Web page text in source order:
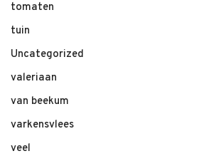
tomaten
tuin
Uncategorized
valeriaan
van beekum
varkensvlees
veel